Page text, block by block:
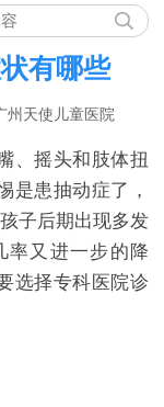
有哪些
州天使儿童医院
摇头和肢体扭
是患抽动症了，
子后期出现多发
率又进一步的降
选择专科医院诊